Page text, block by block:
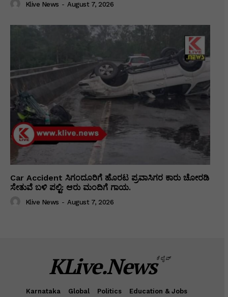
Klive News - August 7, 2026
Car Accident ಸಿಗಂದೂರಿಗೆ ಹೊರಟ ಪ್ರವಾಸಿಗರ ಕಾರು ಚೋರಡಿ
ಸೇತುವೆ ಬಳಿ ಪಲ್ಟಿ: ಆರು ಮಂದಿಗೆ ಗಾಯ.
Klive News - August 7, 2026
KLive.Newsಕೆಲೈವ್
Karnataka Global Politics
Education & Jobs